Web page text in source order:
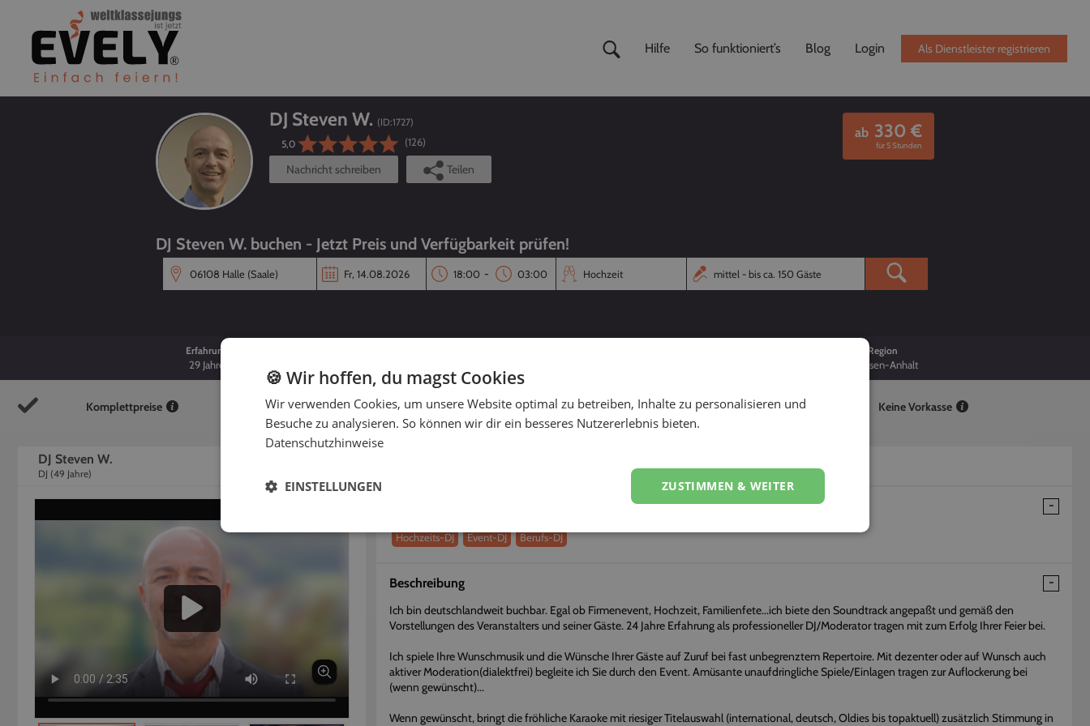
Hilfe So funktioniert’s Blog Login Als Dienstleister registrieren
DJ Steven W. (ID:1727)
5,0
(126)
Nachricht schreiben Teilen
ab 330 €
für 5 Stunden
DJ Steven W. buchen - Jetzt Preis und Verfügbarkeit prüfen!
-
Erfahrung
29 Jahre
Region
Sachsen-Anhalt
Komplettpreise Sofort buchen Flexibel stornieren Keine Vorkasse
DJ Steven W.
DJ (49 Jahre) Erhalte einen persönlichen Eindruck vom Dienstleister
Hochzeits-DJ Event-DJ Berufs-DJ
Beschreibung
Ich bin deutschlandweit buchbar. Egal ob Firmenevent, Hochzeit, Familienfete...ich biete den Soundtrack angepaßt und gemäß den
Vorstellungen des Veranstalters und seiner Gäste. 24 Jahre Erfahrung als professioneller DJ/Moderator tragen mit zum Erfolg Ihrer Feier bei.
Ich spiele Ihre Wunschmusik und die Wünsche Ihrer Gäste auf Zuruf bei fast unbegrenztem Repertoire. Mit dezenter oder auf Wunsch auch
aktiver Moderation(dialektfrei) begleite ich Sie durch den Event. Amüsante unaufdringliche Spiele/Einlagen tragen zur Auflockerung bei
(wenn gewünscht)...
Wenn gewünscht, bringt die fröhliche Karaoke mit riesiger Titelauswahl (international, deutsch, Oldies bis topaktuell) zusätzlich Stimmung in
🍪 Wir hoffen, du magst Cookies
Wir verwenden Cookies, um unsere Website optimal zu betreiben, Inhalte zu personalisieren und
Besuche zu analysieren. So können wir dir ein besseres Nutzererlebnis bieten.
Datenschutzhinweise
ZUSTIMMEN & WEITER
EINSTELLUNGEN